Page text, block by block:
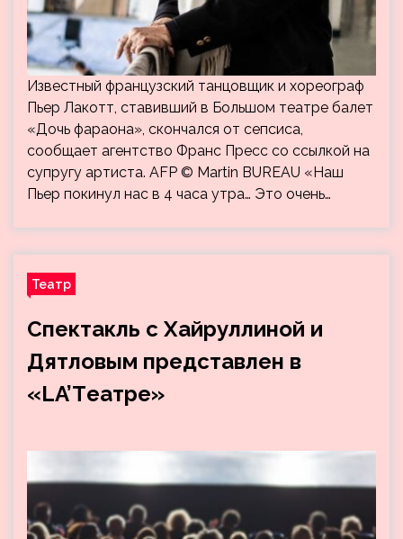
Известный французский танцовщик и хореограф
Пьер Лакотт, ставивший в Большом театре балет
«Дочь фараона», скончался от сепсиса,
сообщает агентство Франс Пресс со ссылкой на
супругу артиста. AFP © Martin BUREAU «Наш
Пьер покинул нас в 4 часа утра… Это очень…
Театр
Спектакль с Хайруллиной и
Дятловым представлен в
«LA’Tеатре»